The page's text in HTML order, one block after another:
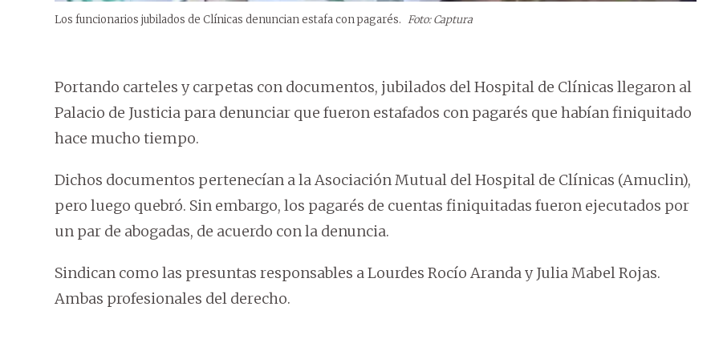
Los funcionarios jubilados de Clínicas denuncian estafa con pagarés. Foto: Captura
Portando carteles y carpetas con documentos, jubilados del Hospital de Clínicas llegaron al
Palacio de Justicia para denunciar que fueron estafados con pagarés que habían finiquitado
hace mucho tiempo.
Dichos documentos pertenecían a la Asociación Mutual del Hospital de Clínicas (Amuclin),
pero luego quebró. Sin embargo, los pagarés de cuentas finiquitadas fueron ejecutados por
un par de abogadas, de acuerdo con la denuncia.
Sindican como las presuntas responsables a Lourdes Rocío Aranda y Julia Mabel Rojas.
Ambas profesionales del derecho.